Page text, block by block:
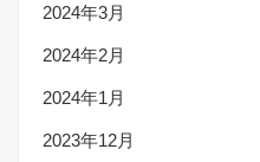
2024年3月
2024年2月
2024年1月
2023年12月